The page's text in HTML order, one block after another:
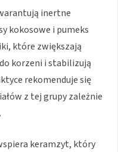
inertne
kokosowe i pumeks
które zwiększają
korzeni i stabilizują
rekomenduje się
z tej grupy zależnie
keramzyt, który